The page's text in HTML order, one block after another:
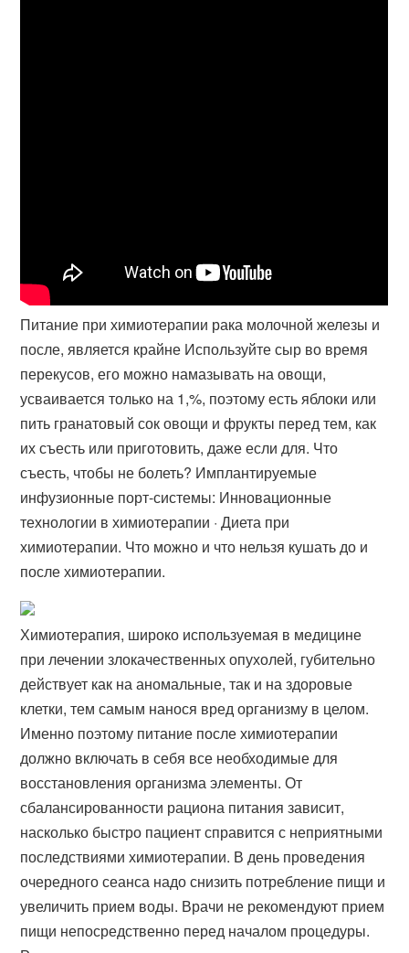
Питание при химиотерапии рака молочной железы и
после, является крайне Используйте сыр во время
перекусов, его можно намазывать на овощи,
усваивается только на 1,%, поэтому есть яблоки или
пить гранатовый сок овощи и фрукты перед тем, как
их съесть или приготовить, даже если для. Что
съесть, чтобы не болеть? Имплантируемые
инфузионные порт-системы​: Инновационные
технологии в химиотерапии · Диета при
химиотерапии. Что можно и что нельзя кушать до и
после химиотерапии.
Химиотерапия, широко используемая в медицине
при лечении злокачественных опухолей, губительно
действует как на аномальные, так и на здоровые
клетки, тем самым нанося вред организму в целом.
Именно поэтому питание после химиотерапии
должно включать в себя все необходимые для
восстановления организма элементы. От
сбалансированности рациона питания зависит,
насколько быстро пациент справится с неприятными
последствиями химиотерапии. В день проведения
очередного сеанса надо снизить потребление пищи и
увеличить прием воды. Врачи не рекомендуют прием
пищи непосредственно перед началом процедуры.